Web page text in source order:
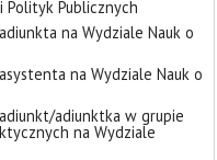
Publicznych
na Wydziale Nauk o
na Wydziale Nauk o
adiunktka w grupie
na Wydziale